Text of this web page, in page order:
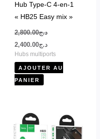
Hub Type-C 4-en-1
« HB25 Easy mix »
د.ج2,800.00
د.ج2,400.00
Hubs multiports
AJOUTER AU
PANIER